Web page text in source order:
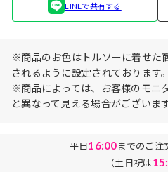
LINEで共有する
※商品のお色はトルソーに着せた
されるように設定されております。
※商品によっては、お客様のモニ
と異なって見える場合がございま
平日16:00までのご注
（土日祝は